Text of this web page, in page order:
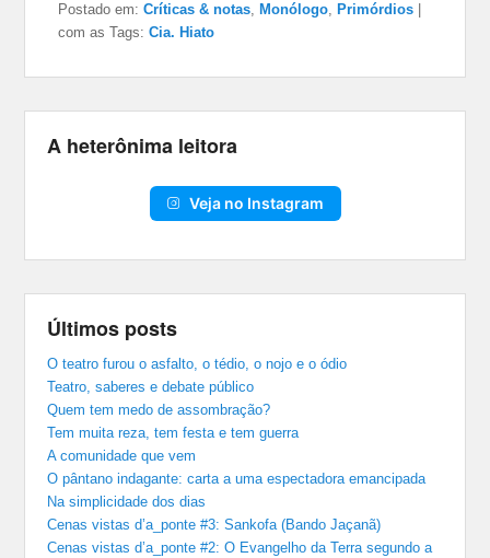
Postado em: Críticas & notas, Monólogo, Primórdios
com as Tags: Cia. Hiato
A heterônima leitora
Veja no Instagram
Últimos posts
O teatro furou o asfalto, o tédio, o nojo e o ódio
Teatro, saberes e debate público
Quem tem medo de assombração?
Tem muita reza, tem festa e tem guerra
A comunidade que vem
O pântano indagante: carta a uma espectadora emancipada
Na simplicidade dos dias
Cenas vistas d’a_ponte #3: Sankofa (Bando Jaçanã)
Cenas vistas d’a_ponte #2: O Evangelho da Terra segundo a